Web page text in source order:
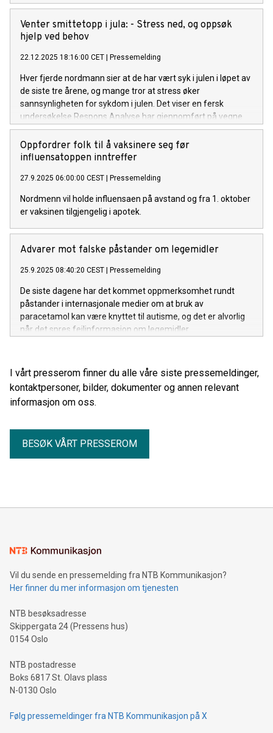
Venter smittetopp i jula: - Stress ned, og oppsøk
hjelp ved behov
22.12.2025 18:16:00 CET Pressemelding
Hver fjerde nordmann sier at de har vært syk i julen i løpet av
de siste tre årene, og mange tror at stress øker
sannsynligheten for sykdom i julen. Det viser en fersk
undersøkelse Respons Analyse har gjennomført på vegne
av Norges største apotekkjede, Apotek 1.
Oppfordrer folk til å vaksinere seg før
influensatoppen inntreffer
27.9.2025 06:00:00 CEST Pressemelding
Nordmenn vil holde influensaen på avstand og fra 1. oktober
er vaksinen tilgjengelig i apotek.
Advarer mot falske påstander om legemidler
25.9.2025 08:40:20 CEST Pressemelding
De siste dagene har det kommet oppmerksomhet rundt
påstander i internasjonale medier om at bruk av
paracetamol kan være knyttet til autisme, og det er alvorlig
når det spres feilinformasjon om legemidler.
I vårt presserom finner du alle våre siste pressemeldinger,
kontaktpersoner, bilder, dokumenter og annen relevant
informasjon om oss.
BESØK VÅRT PRESSEROM
Vil du sende en pressemelding fra NTB Kommunikasjon?
Her finner du mer informasjon om tjenesten
NTB besøksadresse
Skippergata 24 (Pressens hus)
0154 Oslo
NTB postadresse
Boks 6817 St. Olavs plass
N-0130 Oslo
Følg pressemeldinger fra NTB Kommunikasjon på X